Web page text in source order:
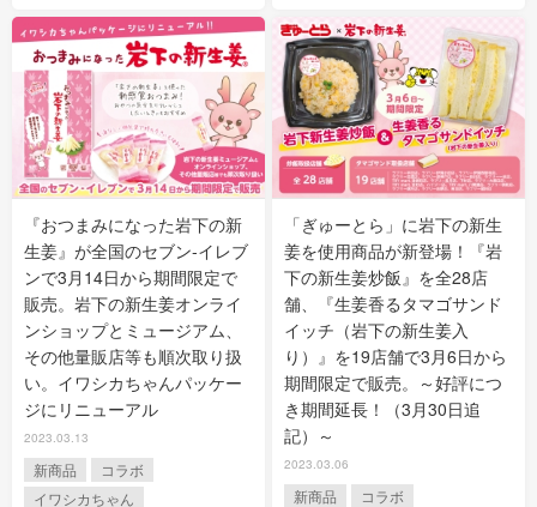
『おつまみになった岩下の新
生姜』が全国のセブン‐イレブ
ンで3月14日から期間限定で
販売。岩下の新生姜オンライ
ンショップとミュージアム、
その他量販店等も順次取り扱
い。イワシカちゃんパッケー
ジにリニューアル
2023.03.13
新商品
コラボ
イワシカちゃん
「ぎゅーとら」に岩下の新生
姜を使用商品が新登場！『岩
下の新生姜炒飯』を全28店
舗、『生姜香るタマゴサンド
イッチ（岩下の新生姜入
り）』を19店舗で3月6日から
期間限定で販売。～好評につ
き期間延長！（3月30日追
記）～
2023.03.06
新商品
コラボ